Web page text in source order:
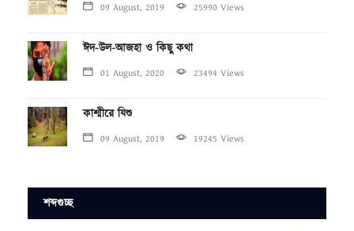
09 August, 2019 25990 Views
ঈদ-উল-আজহা ও কিছু কথা
01 August, 2020 23494 Views
কাশ্মীরে যিশু
09 August, 2019 19245 Views
শব্দগুচ্ছ